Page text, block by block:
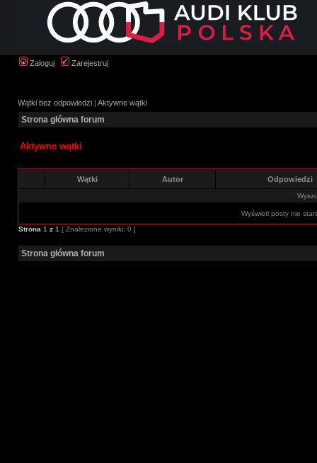
Zaloguj Zarejestruj
Wątki bez odpowiedzi | Aktywne wątki
Strona główna forum
Aktywne wątki
Wątki Autor Odpowiedzi
Wyświetl posty nie
Strona 1 z 1 [ Znalezione wyniki: 0 ]
Strona główna forum